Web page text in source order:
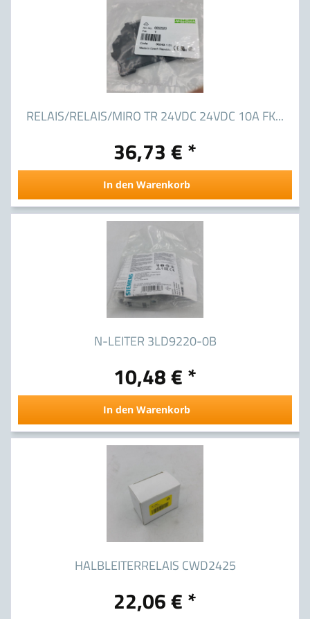
RELAIS/RELAIS/MIRO TR 24VDC 24VDC 10A FK...
36,73 € *
In den Warenkorb
N-LEITER 3LD9220-0B
10,48 € *
In den Warenkorb
HALBLEITERRELAIS CWD2425
22,06 € *